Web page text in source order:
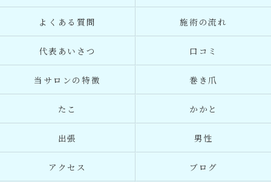
よくある質問 施術の流れ
代表あいさつ 口コミ
当サロンの特徴 巻き爪
たこ かかと
出張 男性
アクセス ブログ